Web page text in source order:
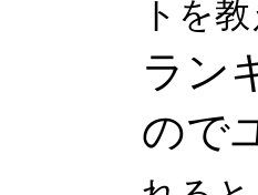
トを
ラン
ので